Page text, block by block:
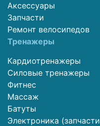
Аксессуары
Запчасти
Ремонт велосипедов
Тренажеры
Кардиотренажеры
Силовые тренажеры
Фитнес
Массаж
Батуты
Электроника